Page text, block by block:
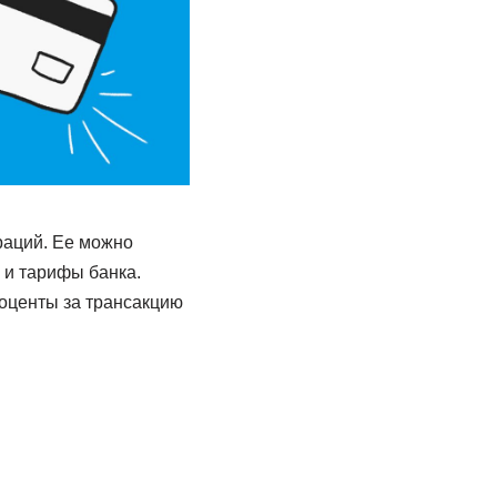
Ее можно
и тарифы банка.
за трансакцию